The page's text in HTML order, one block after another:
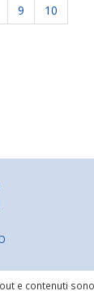
9 10
e contenuti